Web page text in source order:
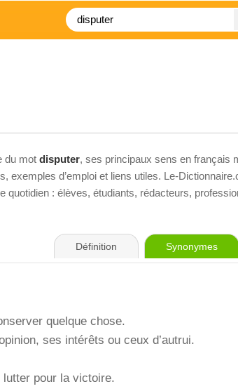
du mot disputer, ses principaux sens en français
exemples d’emploi et liens utiles. Le-
quotidien : élèves, étudiants, rédacteurs,
Définition Synonymes
quelque chose.
ses intérêts ou ceux d’autrui.
pour la victoire.